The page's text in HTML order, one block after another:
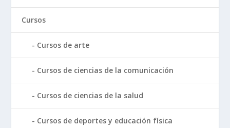
Cursos
Cursos de arte
Cursos de ciencias de la comunicación
Cursos de ciencias de la salud
Cursos de deportes y educación física